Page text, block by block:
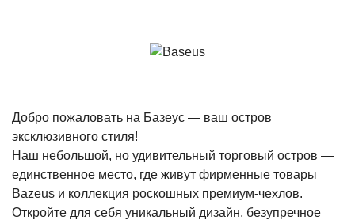
Добро пожаловать на Базеус — ваш остров
эксклюзивного стиля!
Наш небольшой, но удивительный торговый остров —
единственное место, где живут фирменные товары
Bazeus и коллекция роскошных премиум-чехлов.
Откройте для себя уникальный дизайн, безупречное